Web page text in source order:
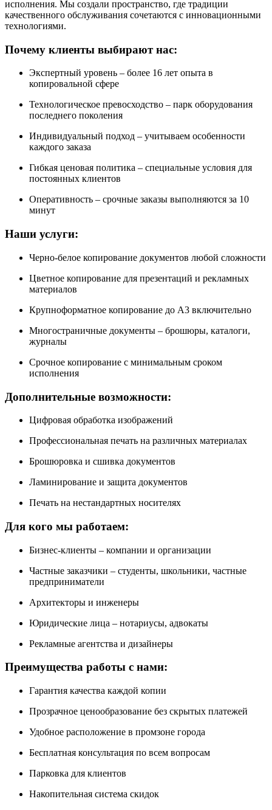
исполнения. Мы создали пространство, где традиции
качественного обслуживания сочетаются с инновационными
технологиями.
Почему клиенты выбирают нас:
Экспертный уровень – более 16 лет опыта в
копировальной сфере
Технологическое превосходство – парк оборудования
последнего поколения
Индивидуальный подход – учитываем особенности
каждого заказа
Гибкая ценовая политика – специальные условия для
постоянных клиентов
Оперативность – срочные заказы выполняются за 10
минут
Наши услуги:
Черно-белое копирование документов любой сложности
Цветное копирование для презентаций и рекламных
материалов
Крупноформатное копирование до А3 включительно
Многостраничные документы – брошюры, каталоги,
журналы
Срочное копирование с минимальным сроком
исполнения
Дополнительные возможности:
Цифровая обработка изображений
Профессиональная печать на различных материалах
Брошюровка и сшивка документов
Ламинирование и защита документов
Печать на нестандартных носителях
Для кого мы работаем:
Бизнес-клиенты – компании и организации
Частные заказчики – студенты, школьники, частные
предприниматели
Архитекторы и инженеры
Юридические лица – нотариусы, адвокаты
Рекламные агентства и дизайнеры
Преимущества работы с нами:
Гарантия качества каждой копии
Прозрачное ценообразование без скрытых платежей
Удобное расположение в промзоне города
Бесплатная консультация по всем вопросам
Парковка для клиентов
Накопительная система скидок